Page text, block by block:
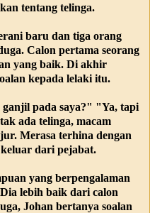
tentang telinga.
baru dan tiga orang
Calon pertama seorang
yang baik. Di akhir
kepada lelaki itu.
pada saya?" "Ya, tapi
ada telinga, macam
Merasa terhina dengan
dari pejabat.
yang berpengalaman
lebih baik dari calon
Johan bertanya soalan